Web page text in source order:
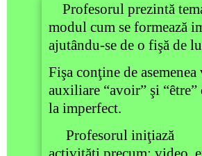
Profesorul prezintă
modul cum se formează
ajutându-se de o fişă de
Fişa conţine de asemenea
auxiliare “avoir” şi “être”
la imperfect.
Profesorul iniţiază